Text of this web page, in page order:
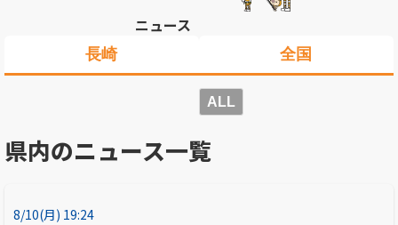
ニュース
長崎 全国
ALL
県内のニュース一覧
8/10(月) 19:24